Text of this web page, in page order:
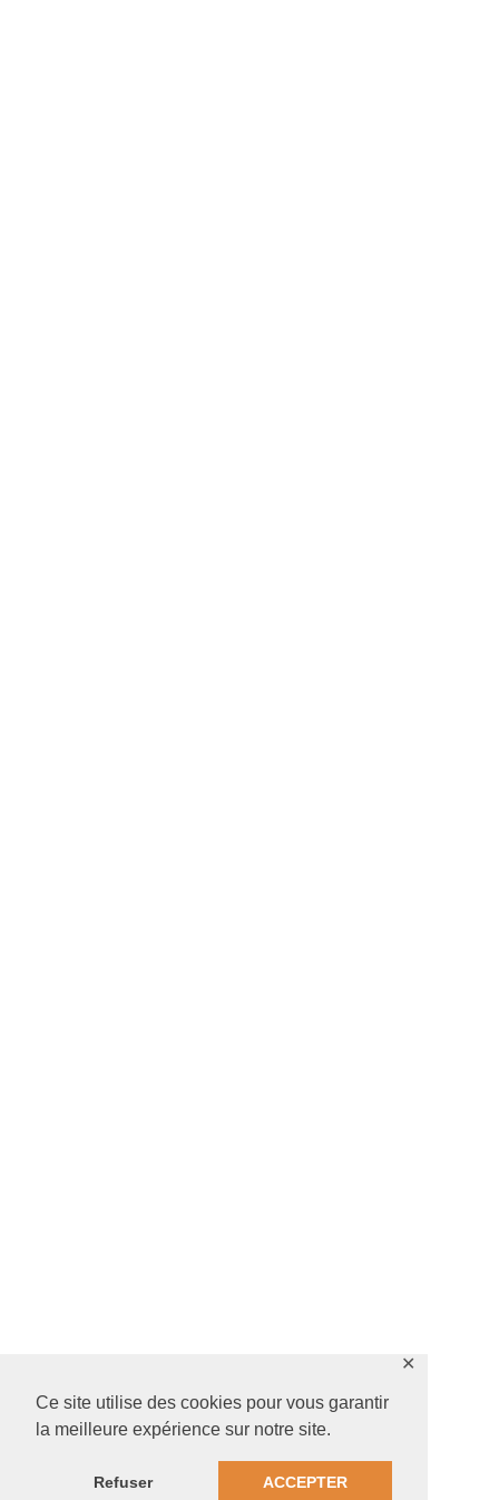
Ce site utilise des cookies pour vous garantir
la meilleure expérience sur notre site.
Refuser ACCEPTER
✕